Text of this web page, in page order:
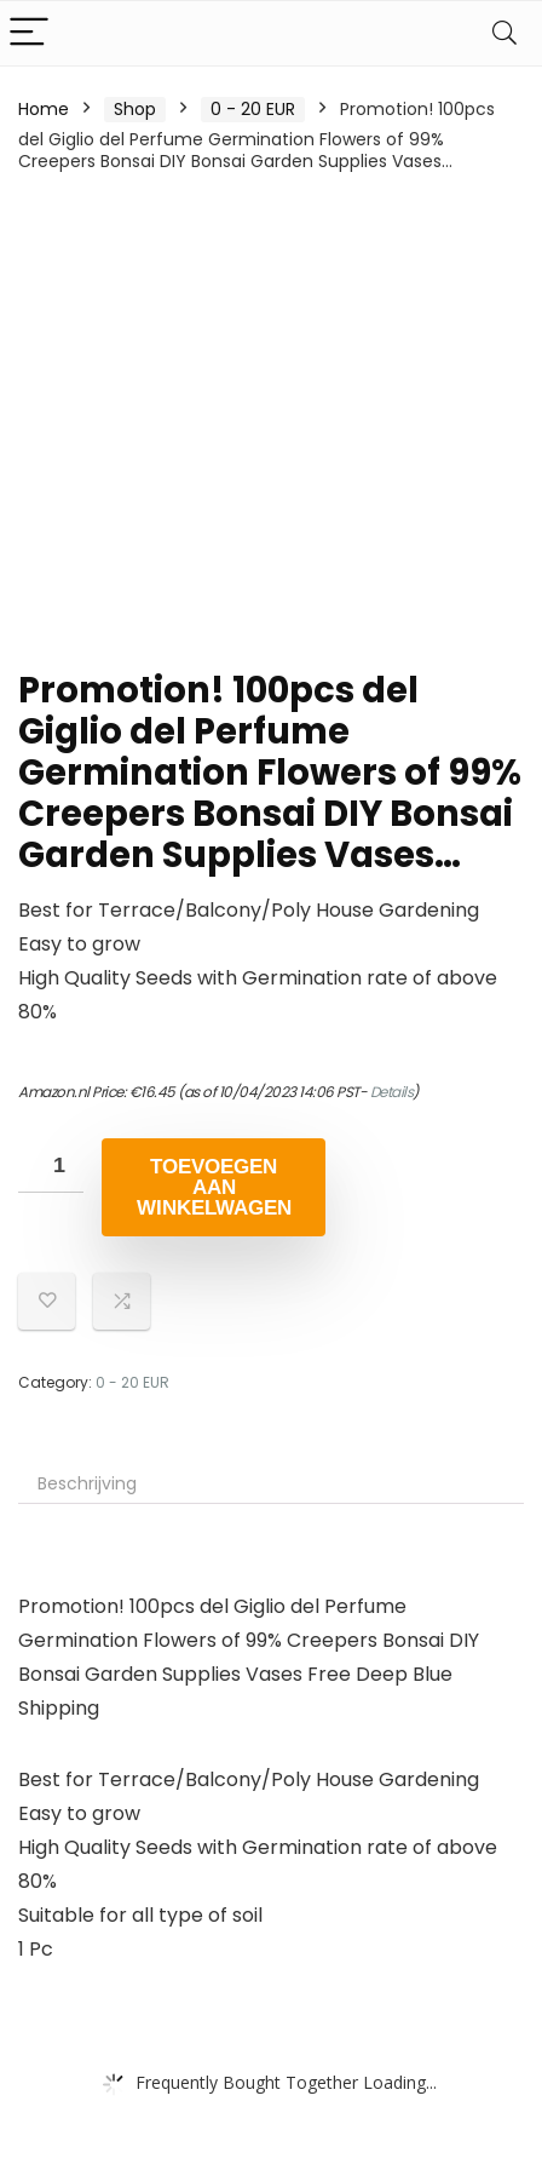
Home Shop 0 - 20 EUR
Promotion! 100pcs
del Giglio del Perfume Germination Flowers of 99%
Creepers Bonsai DIY Bonsai Garden Supplies Vases…
Promotion! 100pcs del
Giglio del Perfume
Germination Flowers of 99%
Creepers Bonsai DIY Bonsai
Garden Supplies Vases…
Best for Terrace/Balcony/Poly House Gardening
Easy to grow
High Quality Seeds with Germination rate of above
80%
Amazon.nl Price:€16.45(as of 10/04/2023 14:06 PST-Details)
TOEVOEGEN
AAN
WINKELWAGEN
Category: 0 - 20 EUR
Beschrijving
Promotion! 100pcs del Giglio del Perfume
Germination Flowers of 99% Creepers Bonsai DIY
Bonsai Garden Supplies Vases Free Deep Blue
Shipping
Best for Terrace/Balcony/Poly House Gardening
Easy to grow
High Quality Seeds with Germination rate of above
80%
Suitable for all type of soil
1 Pc
Frequently Bought Together Loading...